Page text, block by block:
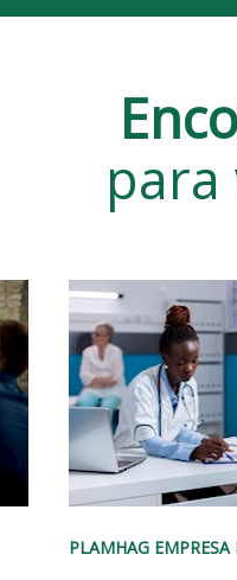
para
PLAMHAG EMPRESA